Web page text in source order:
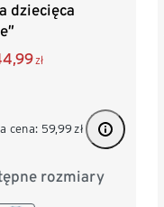
dziecięca
zł
cena: 59,99 zł
rozmiary
98/104